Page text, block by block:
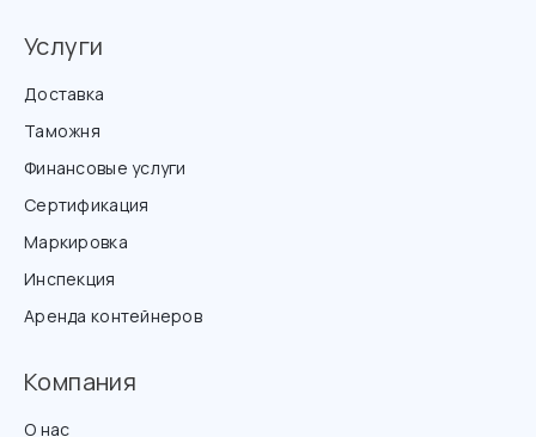
Услуги
Доставка
Таможня
Финансовые услуги
Сертификация
Маркировка
Инспекция
Аренда контейнеров
Компания
О нас